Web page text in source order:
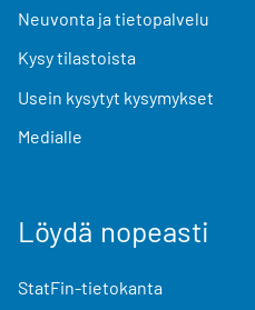
Neuvonta ja tietopalvelu
Kysy tilastoista
Usein kysytyt kysymykset
Medialle
Löydä nopeasti
StatFin-tietokanta